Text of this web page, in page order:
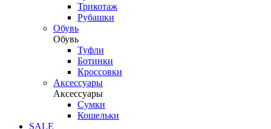
Трикотаж
Рубашки
Обувь
Обувь
Туфли
Ботинки
Кроссовки
Аксессуары
Аксессуары
Сумки
Кошельки
SALE